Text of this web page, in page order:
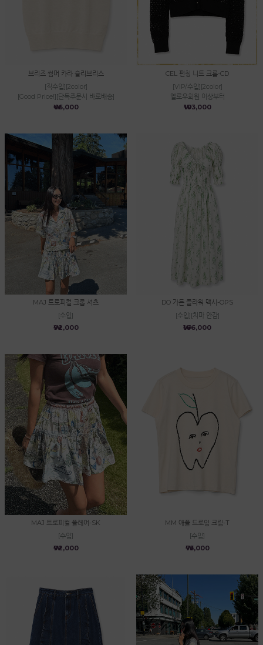
브리즈 썸머 카라 슬리브리스
[직수입][2color]
[Good Price!][단독주문시 바로배송]
₩46,000
CEL 펀칭 니트 크롭-CD
[VIP/수입][2color]
옐로우회원 이상부터
₩103,000
MAJ 트로피컬 크롭 셔츠
[수입]
₩92,000
DO 가든 플라워 맥시-OPS
[수입][치마 안감]
₩166,000
MAJ 트로피컬 플레어-SK
[수입]
₩92,000
MM 애플 드로잉 크림-T
[수입]
₩75,000